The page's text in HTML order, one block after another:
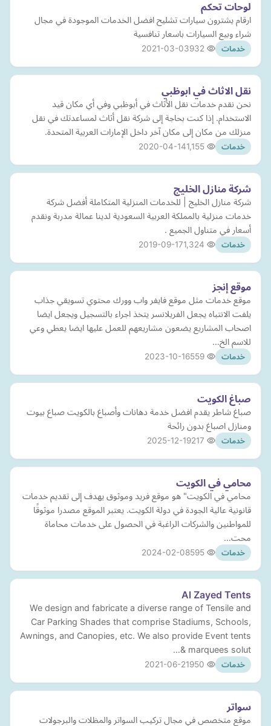
لوحات تحكم
ارقام يشترون سيارات تشليح افضل الخدمات الموجودة في مجال
شراء وبيع السيارات باسعار تنافسية
خدمات 2021-03-03
نقل الاثاث في ابوظبي
نحن نقدم خدمات نقل الأثاث في أبوظبي وفي أي مكان قيد
الاستخدام. إذا كنت بحاجة إلى شركة نقل أثاث لمساعدتك في نقل
منزلك من مكان إلى مكان آخر داخل الإمارات العربية المتحدة.
خدمات 2020-04-14
شركة منازل الخليج
شركة منازل الخليج | للخدمات المنزلية المتكاملة أفضل شركة
خدمات منزلية بالمملكة العربية السعودية لدينا عمالة مدربة ونقدم
أسعار في متناول الجميع .
خدمات 2019-09-17
موقع إنجز
موقع خدمات مثل موقع فايفر واب وورك محتوي تسويقي جذاب
يلفت الانتباه يجعل الفريلانسر يتخذ اجراء بالتسجيل ويجعل ايضا
اصحاب المشاريع يضعون مشاريعهم للعمل عليها ايضا يعطي وعي
للاسم الخ…
خدمات 2023-10-16
صباغ الكويت
صباغ شاطر يقدم افضل خدمة دهانات وأصباغ بالكويت صباغ بيوت
ومنازل اصباغ بدون رائحة
خدمات 2025-12-19
محامي في الكويت
محامي في الكويت" هو موقع فريد وموثوق يهدف إلى تقديم خدمات
قانونية عالية الجودة في دولة الكويت. يعتبر الموقع مصدرا موثوقًا
للمواطنين والشركات الراغبة في الحصول على خدمات محاماة
محت…
خدمات 2024-02-08
Al Zayed Tents
We design and fabricate a diverse range of Tensile and
Car Parking Shades that comprise Stadiums, Schools,
Awnings, and Canopies, etc. We also provide Event tents
& marquees solut…
خدمات 2021-06-21
سواتر
موقع متخصص في مجال تركيب السواتر والمظلات والبرجولات